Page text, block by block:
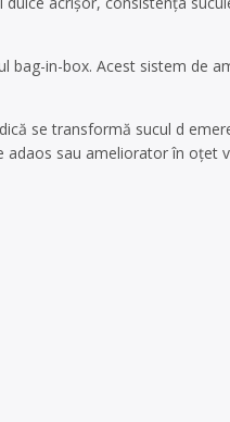
bag-in-box. Acest sistem de
se transformă sucul d
adaos sau ameliorator în oțet